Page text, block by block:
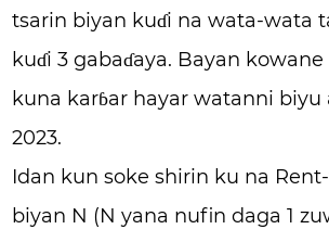
tsarin biyan kuɗi na wata-wata
kuɗi 3 gabaɗaya. Bayan
kuna karɓar hayar watanni biyu
2023.
Idan kun soke shirin ku na
biyan N (N yana nufin daga 1